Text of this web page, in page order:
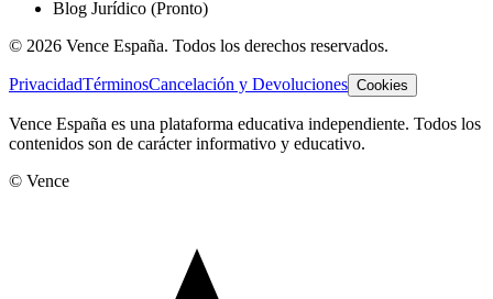
Blog Jurídico (Pronto)
© 2026 Vence España. Todos los derechos reservados.
PrivacidadTérminosCancelación y Devoluciones Cookies
Vence España es una plataforma educativa independiente. Todos los
contenidos son de carácter informativo y educativo.
© Vence